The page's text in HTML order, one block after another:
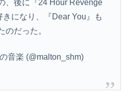
、後に『24 Hour Revenge
になり、『Dear You』も
のだった。
音楽 (@malton_shm)